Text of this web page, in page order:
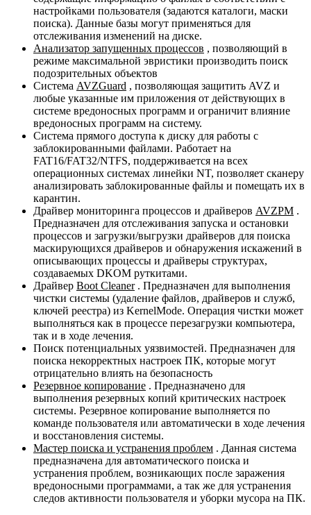
настройками пользователя (задаются каталоги, маски
поиска). Данные базы могут применяться для
отслеживания изменений на диске.
Анализатор запущенных процессов , позволяющий в
режиме максимальной эвристики производить поиск
подозрительных объектов
Система AVZGuard , позволяющая защитить AVZ и
любые указанные им приложения от действующих в
системе вредоносных программ и ограничит влияние
вредоносных программ на систему.
Система прямого доступа к диску для работы с
заблокированными файлами. Работает на
FAT16/FAT32/NTFS, поддерживается на всех
операционных системах линейки NT, позволяет сканеру
анализировать заблокированные файлы и помещать их в
карантин.
Драйвер мониторинга процессов и драйверов AVZPM .
Предназначен для отслеживания запуска и остановки
процессов и загрузки/выгрузки драйверов для поиска
маскирующихся драйверов и обнаружения искажений в
описывающих процессы и драйверы структурах,
создаваемых DKOM руткитами.
Драйвер Boot Cleaner. Предназначен для выполнения
чистки системы (удаление файлов, драйверов и служб,
ключей реестра) из KernelMode. Операция чистки может
выполняться как в процессе перезагрузки компьютера,
так и в ходе лечения.
Поиск потенциальных уязвимостей. Предназначен для
поиска некорректных настроек ПК, которые могут
отрицательно влиять на безопасность
Резервное копирование . Предназначено для
выполнения резервных копий критических настроек
системы. Резервное копирование выполняется по
команде пользователя или автоматически в ходе лечения
и восстановления системы.
Мастер поиска и устранения проблем . Данная система
предназначена для автоматического поиска и
устранения проблем, возникающих после заражения
вредоносными программами, а так же для устранения
следов активности пользователя и уборки мусора на ПК.